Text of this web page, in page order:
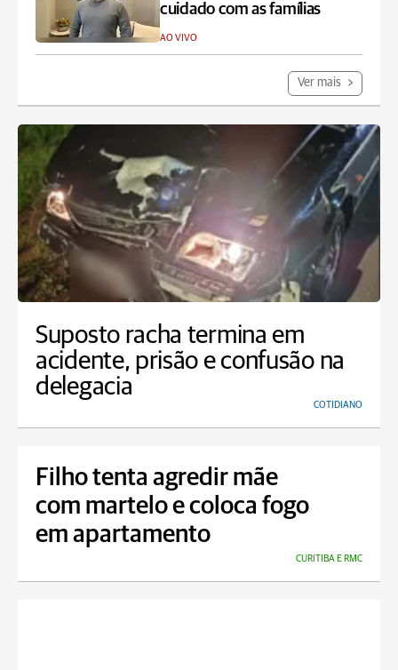
cuidado com as famílias
AO VIVO
Ver mais
Suposto racha termina em
acidente, prisão e confusão na
delegacia
COTIDIANO
Filho tenta agredir mãe
com martelo e coloca fogo
em apartamento
CURITIBA E RMC